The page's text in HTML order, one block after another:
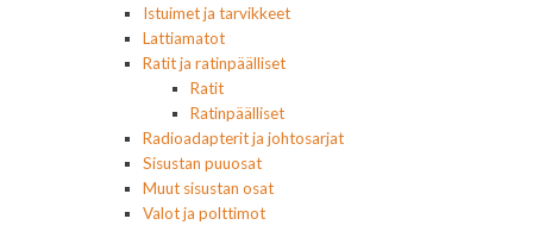
Istuimet ja tarvikkeet
Lattiamatot
Ratit ja ratinpäälliset
Ratit
Ratinpäälliset
Radioadapterit ja johtosarjat
Sisustan puuosat
Muut sisustan osat
Valot ja polttimot